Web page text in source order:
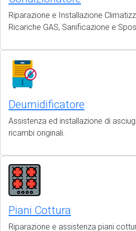
Riparazione e Installazione
Ricariche GAS, Sanificazione e
Deumidificatore
Assistenza ed installazione di
ricambi originali.
Piani Cottura
Riparazione e assistenza piani